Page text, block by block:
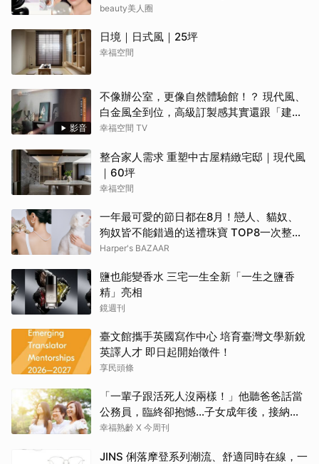
買
beauty美人圈
日境｜日式風｜25坪
幸福空間
影音
不像辦公室，更像自然體驗館！？ 現代風、
白金風全到位，高級訂製感其實還跟「建築
腦」有關？！
幸福空間 TV
整合家人需求 重塑中古屋精緻宅邸｜現代風
｜60坪
幸福空間
一年最可愛的節日都在8月！戀人、貓奴、
狗奴皆不能錯過的送禮珠寶 TOP8一次整理
給你！ | BAZAAR
Harper's BAZAAR
鹽也能變香水 三宅一生全新「一生之鹽香
精」亮相
鏡週刊
臺文館攜手英國寫作中心 培育臺灣文學新銳
英譯人才 即日起開始徵件！
享民頭條
「一輩子跟活死人沒兩樣！」他聽爸爸話當
公務員，臨終卻抱憾…子女成年後，接納與
欣賞就夠了
幸福熟齡 X 今周刊
JINS 俐落摩登系列潮流、舒適同時在線，一